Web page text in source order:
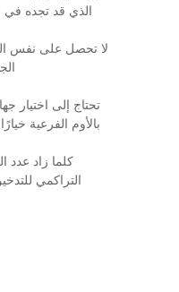
الجديد
بالأوم الفرعية
التراكمي